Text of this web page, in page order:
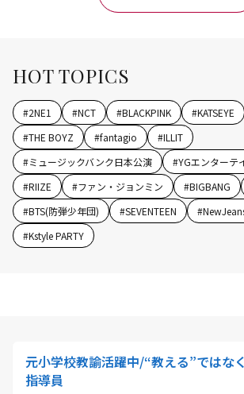
HOT TOPICS
#2NE1 #NCT #BLACKPINK #KATSEYE
#THE BOYZ #fantagio #ILLIT
#ミュージックバンク日本公演 #YGエンターテ
#RIIZE #ファン・ジョンミン #BIGBANG
#BTS(防弾少年団) #SEVENTEEN #
#Kstyle PARTY
元小学校教諭活躍中/“教える”ではな
指導員